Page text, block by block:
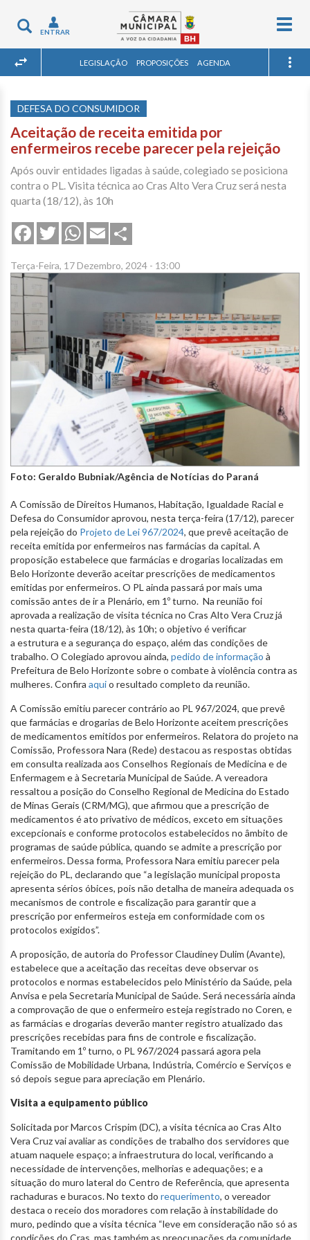
Toggle
navigation
ENTRAR
LEGISLAÇÃO PROPOSIÇÕES AGENDA
DEFESA DO CONSUMIDOR
Aceitação de receita emitida por
enfermeiros recebe parecer pela rejeição
Após ouvir entidades ligadas à saúde, colegiado se posiciona
contra o PL. Visita técnica ao Cras Alto Vera Cruz será nesta
quarta (18/12), às 10h
FacebookTwitterWhatsApp
Email
Terça-Feira, 17 Dezembro, 2024 - 13:00
Foto: Geraldo Bubniak/Agência de Notícias do Paraná
A Comissão de Direitos Humanos, Habitação, Igualdade Racial e
Defesa do Consumidor aprovou, nesta terça-feira (17/12), parecer
pela rejeição do Projeto de Lei 967/2024, que prevê aceitação de
receita emitida por enfermeiros nas farmácias da capital. A
proposição estabelece que farmácias e drogarias localizadas em
Belo Horizonte deverão aceitar prescrições de medicamentos
emitidas por enfermeiros. O PL ainda passará por mais uma
comissão antes de ir a Plenário, em 1º turno. Na reunião foi
aprovada a realização de visita técnica no Cras Alto Vera Cruz já
nesta quarta-feira (18/12), às 10h; o objetivo é verificar
a estrutura e a segurança do espaço, além das condições de
trabalho. O Colegiado aprovou ainda, pedido de informação à
Prefeitura de Belo Horizonte sobre o combate à violência contra as
mulheres. Confira aquio resultado completo da reunião.
A Comissão emitiu parecer contrário ao PL 967/2024, que prevê
que farmácias e drogarias de Belo Horizonte aceitem prescrições
de medicamentos emitidos por enfermeiros. Relatora do projeto na
Comissão, Professora Nara (Rede) destacou as respostas obtidas
em consulta realizada aos Conselhos Regionais de Medicina e de
Enfermagem e à Secretaria Municipal de Saúde. A vereadora
ressaltou a posição do Conselho Regional de Medicina do Estado
de Minas Gerais (CRM/MG), que afirmou que a prescrição de
medicamentos é ato privativo de médicos, exceto em situações
excepcionais e conforme protocolos estabelecidos no âmbito de
programas de saúde pública, quando se admite a prescrição por
enfermeiros. Dessa forma, Professora Nara emitiu parecer pela
rejeição do PL, declarando que “a legislação municipal proposta
apresenta sérios óbices, pois não detalha de maneira adequada os
mecanismos de controle e fiscalização para garantir que a
prescrição por enfermeiros esteja em conformidade com os
protocolos exigidos”.
A proposição, de autoria do Professor Claudiney Dulim (Avante),
estabelece que a aceitação das receitas deve observar os
protocolos e normas estabelecidos pelo Ministério da Saúde, pela
Anvisa e pela Secretaria Municipal de Saúde. Será necessária ainda
a comprovação de que o enfermeiro esteja registrado no Coren, e
as farmácias e drogarias deverão manter registro atualizado das
prescrições recebidas para fins de controle e fiscalização.
Tramitando em 1º turno, o PL 967/2024 passará agora pela
Comissão de Mobilidade Urbana, Indústria, Comércio e Serviços e
só depois segue para apreciação em Plenário.
Visita a equipamento público
Solicitada por Marcos Crispim (DC), a visita técnica ao Cras Alto
Vera Cruz vai avaliar as condições de trabalho dos servidores que
atuam naquele espaço; a infraestrutura do local, verificando a
necessidade de intervenções, melhorias e adequações; e a
situação do muro lateral do Centro de Referência, que apresenta
rachaduras e buracos. No texto do requerimento, o vereador
destaca o receio dos moradores com relação à instabilidade do
muro, pedindo que a visita técnica “leve em consideração não só as
condições do Cras, mas também as preocupações da comunidade